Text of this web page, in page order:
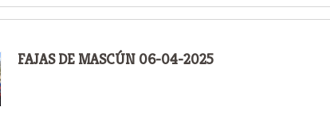
FAJAS DE MASCÚN 06-04-2025